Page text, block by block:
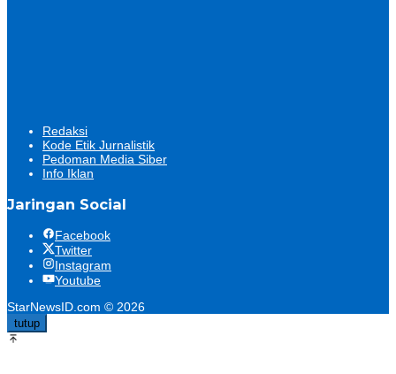
Redaksi
Kode Etik Jurnalistik
Pedoman Media Siber
Info Iklan
Jaringan Social
Facebook
Twitter
Instagram
Youtube
StarNewsID.com © 2026
tutup